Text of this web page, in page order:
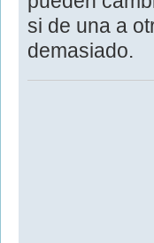
si de una a
demasiado.